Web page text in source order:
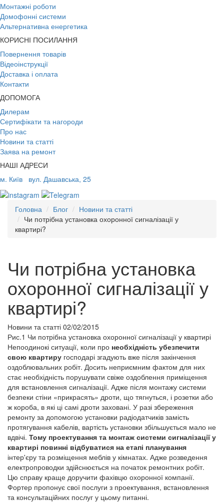
Монтажні роботи
Домофонні системи
Альтернативна енергетика
КОРИСНІ ПОСИЛАННЯ
Повернення товарів
Відеоінструкції
Доставка і оплата
Контакти
ДОПОМОГА
Дилерам
Сертифікати та нагороди
Про нас
Новини та статті
Заява на ремонт
НАШІ АДРЕСИ
м. Київ
вул. Дашавська, 25
Головна Блог
Новини та статті
Чи потрібна установка охоронної сигналізації у
квартирі?
Чи потрібна установка
охоронної сигналізації у
квартирі?
Новини та статті 02/02/2015
Рис.1 Чи потрібна установка охоронної сигналізації у квартирі
Непоодинокі ситуації, коли про необхідність убезпечити
свою квартиру господарі згадують вже після закінчення
оздоблювальних робіт. Досить неприємним фактом для них
стає необхідність порушувати свіже оздоблення приміщення
для встановлення сигналізації. Адже після монтажу системи
безпеки стіни «прикрасять» дроти, що тягнуться, і розетки або
ж короба, в які ці самі дроти заховані. У разі збереження
ремонту за допомогою установки радіодатчиків замість
протягування кабелів, вартість установки збільшується мало не
вдвічі. Тому проектування та монтаж системи сигналізації у
квартирі повинні відбуватися на етапі планування
інтер'єру та розміщення меблів у кімнатах. Адже розведення
електропроводки здійснюється на початок ремонтних робіт.
Цю справу краще доручити фахівцю охоронної компанії.
Фортер пропонує свої послуги з проектування, встановлення
та консультаційних послуг у цьому питанні.